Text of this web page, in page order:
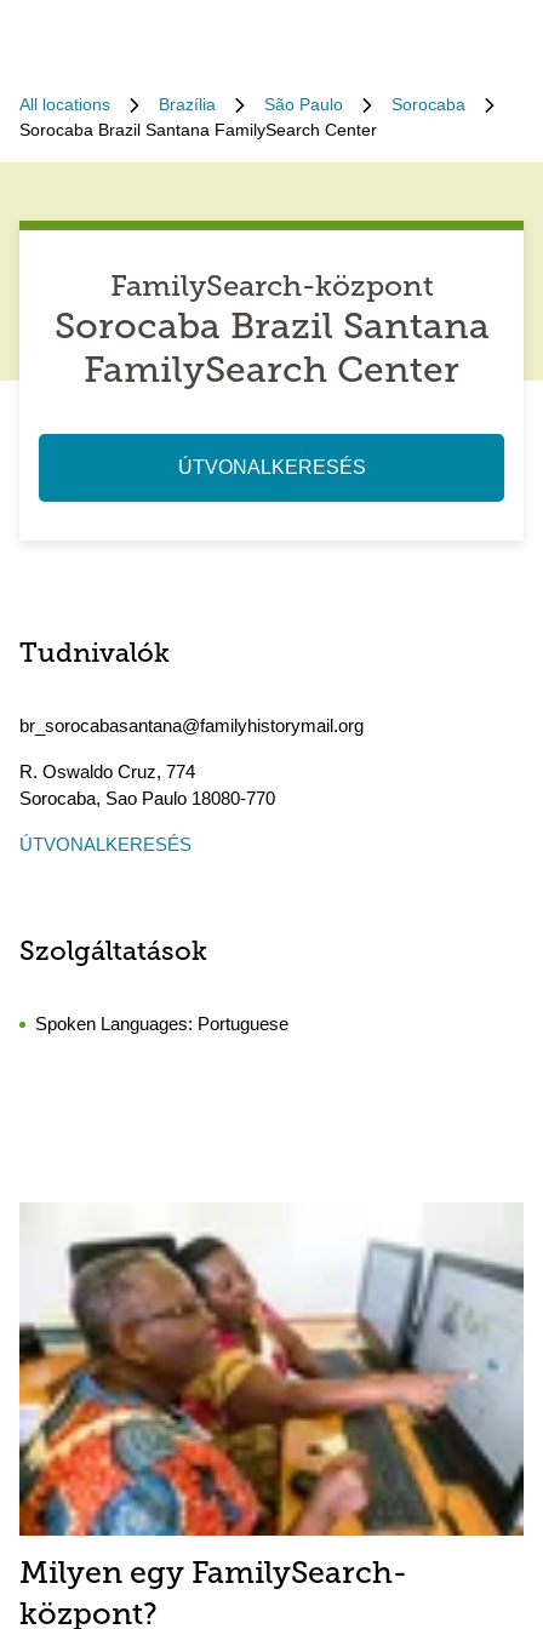
All locations Brazília São Paulo
Sorocaba
Sorocaba Brazil Santana FamilySearch Center
FamilySearch-központ
Sorocaba Brazil Santana
FamilySearch Center
ÚTVONALKERESÉS
Tudnivalók
br_sorocabasantana@familyhistorymail.org
R. Oswaldo Cruz, 774
Sorocaba, Sao Paulo 18080-770
ÚTVONALKERESÉS
Szolgáltatások
Spoken Languages: Portuguese
Milyen egy FamilySearch-
központ?